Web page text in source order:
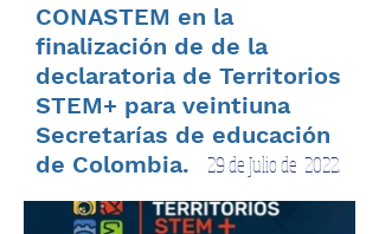
CONASTEM en la
finalización de de la
declaratoria de Territorios
STEM+ para veintiuna
Secretarías de educación
de Colombia.
29 de Julio de 2022.